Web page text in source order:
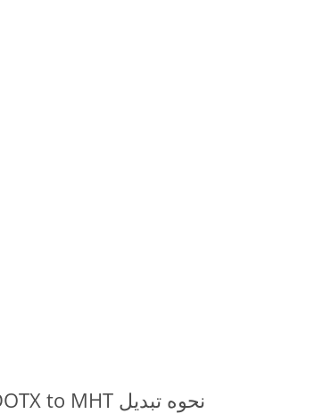
نحوه تبدیل DOTX to MHT در Swift: مثال کد گام به گام